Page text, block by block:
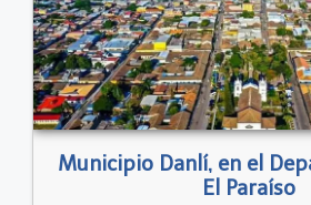
Municipio Danlí, en el
El Paraíso